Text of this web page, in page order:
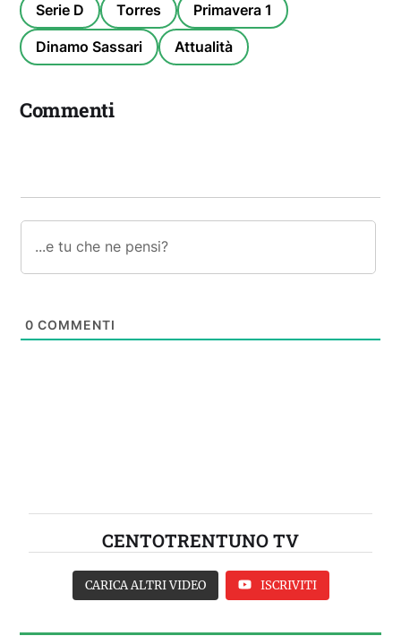
Serie D Torres Primavera 1
Dinamo Sassari Attualità
Commenti
0 COMMENTI
CENTOTRENTUNO TV
CARICA ALTRI VIDEO ISCRIVITI